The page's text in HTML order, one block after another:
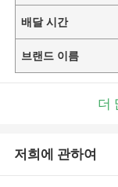
배달 시간
브랜드 이름
더
저희에 관하여